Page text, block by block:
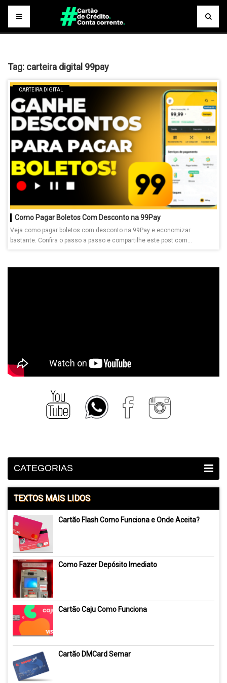
Tag: carteira digital 99pay
CARTEIRA DIGITAL
Como Pagar Boletos Com Desconto na 99Pay
Veja como pagar boletos com desconto na 99Pay e economizar
bastante. Confira o passo a passo e compartilhe este post com...
CATEGORIAS
TEXTOS MAIS LIDOS
Cartão Flash Como Funciona e Onde Aceita?
Como Fazer Depósito Imediato
Cartão Caju Como Funciona
Cartão DMCard Semar